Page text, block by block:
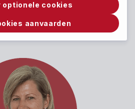
voldoening om
ontwikkelen."
optionele cookies
aanvaarden